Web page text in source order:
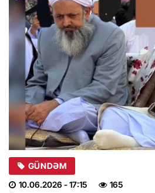
GÜNDƏM
10.06.2026 - 17:15 165